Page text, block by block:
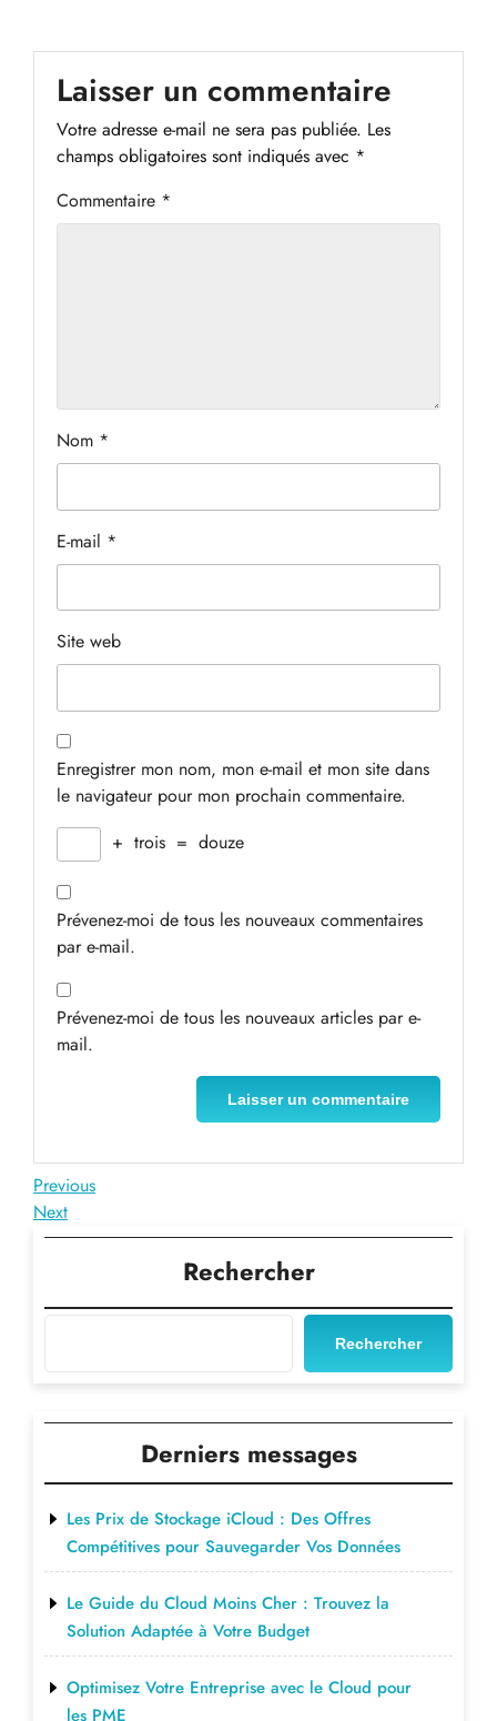
Laisser un commentaire
Votre adresse e-mail ne sera pas publiée. Les
champs obligatoires sont indiqués avec *
Commentaire *
Nom *
E-mail *
Site web
Enregistrer mon nom, mon e-mail et mon site dans
le navigateur pour mon prochain commentaire.
+ trois = douze
Prévenez-moi de tous les nouveaux commentaires
par e-mail.
Prévenez-moi de tous les nouveaux articles par e-
mail.
Navigation
de
Previous
Post
Previous
Next
Post
Next
Rechercher
Rechercher
Derniers messages
Les Prix de Stockage iCloud : Des Offres
Compétitives pour Sauvegarder Vos Données
Le Guide du Cloud Moins Cher : Trouvez la
Solution Adaptée à Votre Budget
Optimisez Votre Entreprise avec le Cloud pour
les PME